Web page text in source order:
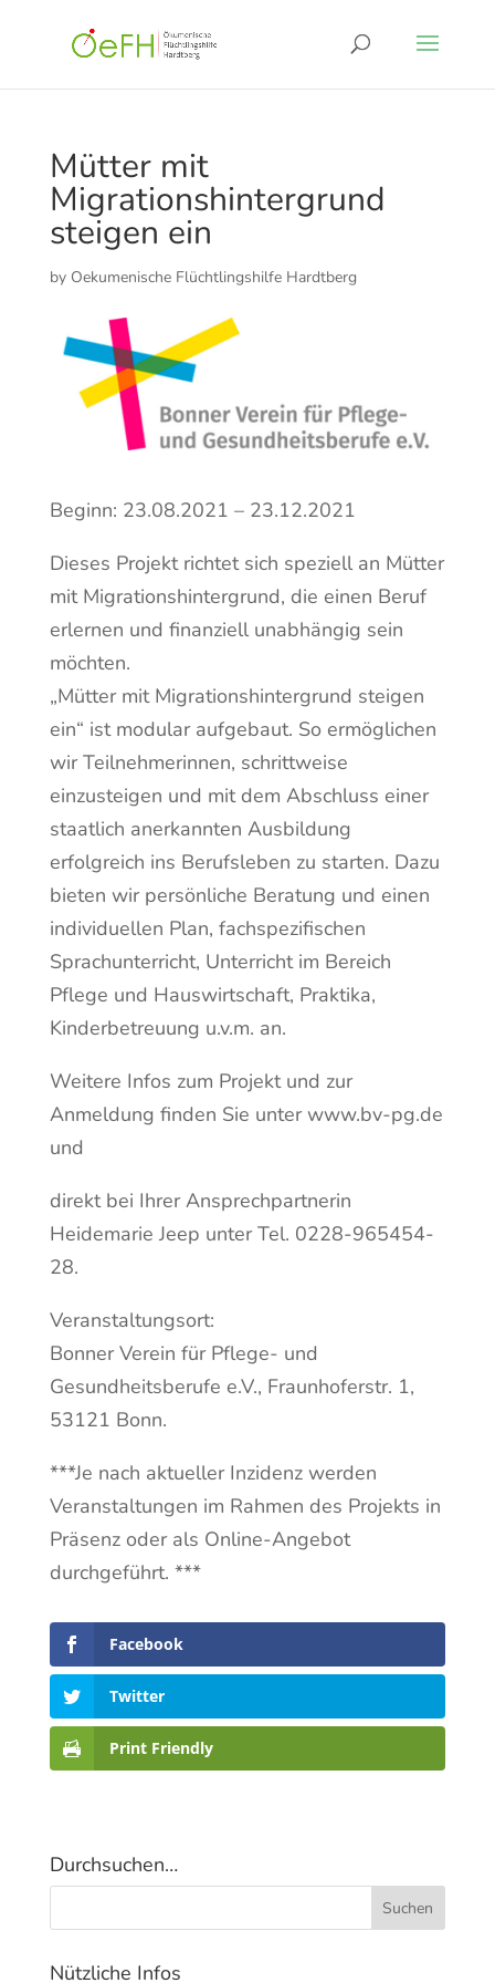
Mütter mit
Migrationshintergrund
steigen ein
by Oekumenische Flüchtlingshilfe Hardtberg
Beginn: 23.08.2021 – 23.12.2021
Dieses Projekt richtet sich speziell an Mütter
mit Migrationshintergrund, die einen Beruf
erlernen und finanziell unabhängig sein
möchten.
„Mütter mit Migrationshintergrund steigen
ein“ ist modular aufgebaut. So ermöglichen
wir Teilnehmerinnen, schrittweise
einzusteigen und mit dem Abschluss einer
staatlich anerkannten Ausbildung
erfolgreich ins Berufsleben zu starten. Dazu
bieten wir persönliche Beratung und einen
individuellen Plan, fachspezifischen
Sprachunterricht, Unterricht im Bereich
Pflege und Hauswirtschaft, Praktika,
Kinderbetreuung u.v.m. an.
Weitere Infos zum Projekt und zur
Anmeldung finden Sie unter www.bv-pg.de
und
direkt bei Ihrer Ansprechpartnerin
Heidemarie Jeep unter Tel. 0228-965454-
28.
Veranstaltungsort:
Bonner Verein für Pflege- und
Gesundheitsberufe e.V., Fraunhoferstr. 1,
53121 Bonn.
***Je nach aktueller Inzidenz werden
Veranstaltungen im Rahmen des Projekts in
Präsenz oder als Online-Angebot
durchgeführt. ***
Facebook
Twitter
Print Friendly
Durchsuchen…
Nützliche Infos